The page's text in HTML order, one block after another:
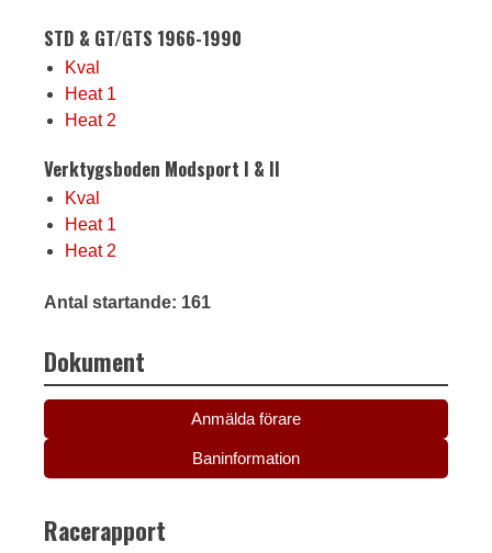
STD & GT/GTS 1966-1990
Kval
Heat 1
Heat 2
Verktygsboden Modsport I & II
Kval
Heat 1
Heat 2
Antal startande: 161
Dokument
Anmälda förare
Baninformation
Racerapport